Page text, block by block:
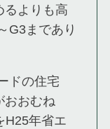
るよりも高
G3まであり
ドの住宅
おおむね
H25年省エ